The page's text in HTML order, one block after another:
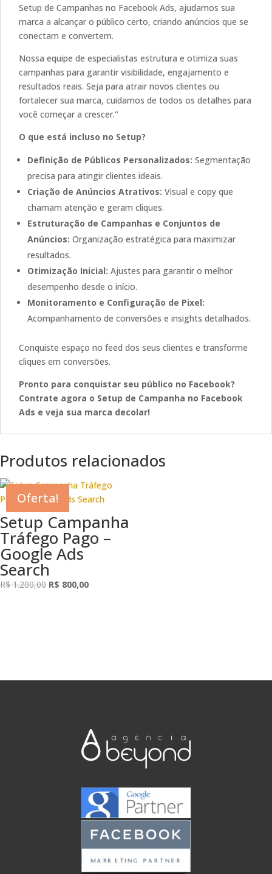
Setup de Campanhas no Facebook Ads, ajudamos sua
marca a alcançar o público certo, criando anúncios que se
conectam e convertem.
Nossa equipe de especialistas estrutura e otimiza suas
campanhas para garantir visibilidade, engajamento e
resultados reais. Seja para atrair novos clientes ou
fortalecer sua marca, cuidamos de todos os detalhes para
você começar a crescer."
O que está incluso no Setup?
Definição de Públicos Personalizados: Segmentação
precisa para atingir clientes ideais.
Criação de Anúncios Atrativos: Visual e copy que
chamam atenção e geram cliques.
Estruturação de Campanhas e Conjuntos de
Anúncios: Organização estratégica para maximizar
resultados.
Otimização Inicial: Ajustes para garantir o melhor
desempenho desde o início.
Monitoramento e Configuração de Pixel:
Acompanhamento de conversões e insights detalhados.
Conquiste espaço no feed dos seus clientes e transforme
cliques em conversões.
Pronto para conquistar seu público no Facebook?
Contrate agora o Setup de Campanha no Facebook
Ads e veja sua marca decolar!
Produtos relacionados
Oferta!
Setup Campanha
Tráfego Pago –
Google Ads
Search
R$1.200,00 O
R$ 800,00O